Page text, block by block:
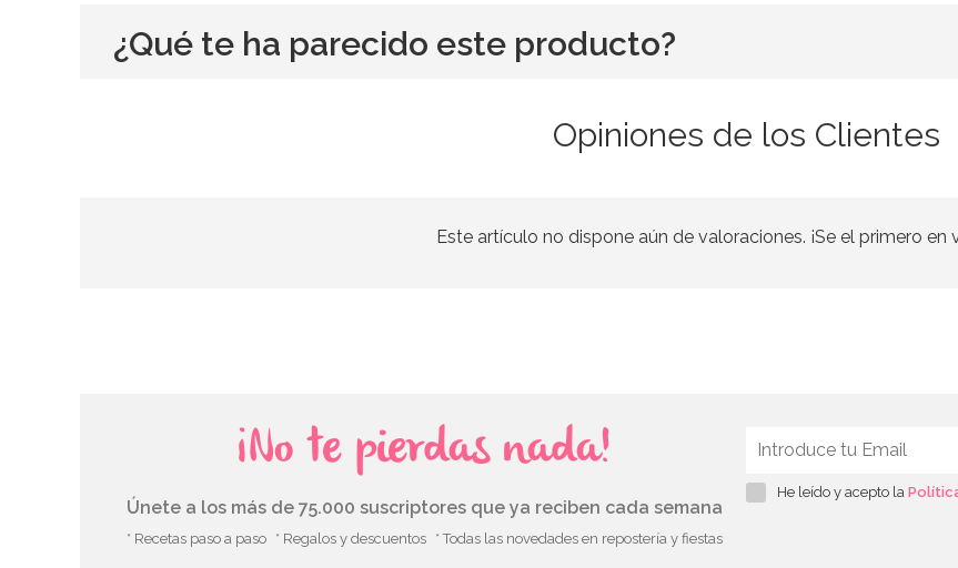
¿Qué te ha parecido este producto?
Opiniones de los Clientes
Este artículo no dispone aún de valoraciones. ¡Se el primero en
¡No te pierdas nada!
Únete a los más de 75.000 suscriptores que ya reciben cada semana
* Recetas paso a paso * Regalos y descuentos * Todas las novedades en repostería y fiestas
He leído y acepto la